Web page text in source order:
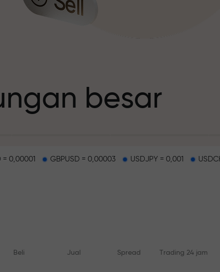
besar
dan di track
= 0,00001 GBPUSD = 0,00003 USDJPY = 0,001
Beli Jual Spread Trading 24 jam